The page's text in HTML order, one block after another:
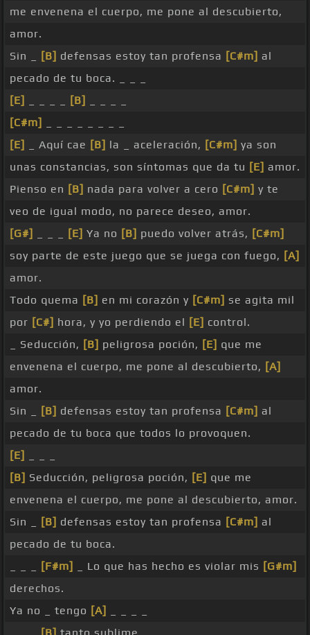
me envenena el cuerpo, me pone al descubierto,
amor.
Sin _
[B] defensas estoy tan profensa [C#m] al
pecado de tu boca. _ _ _
[E]
[B]
[C#m]
[E]
_ Aquí cae [B] la _ aceleración, [C#m] ya son
unas constancias, son síntomas que da tu [E] amor.
Pienso en [B] nada para volver a cero [C#m] y te
veo de igual modo, no parece deseo, amor.
[G#]
[E] Ya no [B] puedo volver atrás, [C#m]
soy parte de este juego que se juega con fuego, [A]
amor.
Todo quema [B] en mi corazón y [C#m] se agita mil
por [C#] hora, y yo perdiendo el [E] control.
_ Seducción, [B] peligrosa poción, [E] que me
envenena el cuerpo, me pone al descubierto, [A]
amor.
Sin _
[B] defensas estoy tan profensa [C#m] al
pecado de tu boca que todos lo provoquen.
[E]
[B] Seducción, peligrosa poción, [E] que me
envenena el cuerpo, me pone al descubierto, amor.
Sin _
[B] defensas estoy tan profensa [C#m] al
pecado de tu boca.
[F#m] _ Lo que has hecho es violar mis [G#m]
derechos.
Ya no _ tengo [A]